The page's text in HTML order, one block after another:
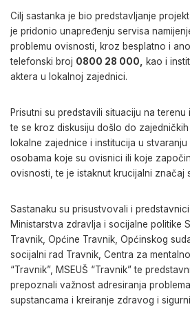
Cilj sastanka je bio predstavljanje
je pridonio unapređenju servisa
problemu ovisnosti, kroz besplatno i
telefonski broj 0800 28 000,
kao i
aktera u lokalnoj zajednici.
Prisutni su predstavili situaciju na terenu
te se kroz diskusiju došlo do
lokalne zajednice i institucija u
osobama koje su ovisnici ili koje
ovisnosti, te je istaknut krucijalni značaj
Sastanaku su prisustvovali i predstavnici
Ministarstva zdravlja i socijalne politike
Travnik, Općine Travnik, Općinskog
socijalni rad Travnik, Centra za
“Travnik”, MSEUŠ “Travnik”te
prepoznali važnost adresiranja
supstancama i kreiranje zdravog i